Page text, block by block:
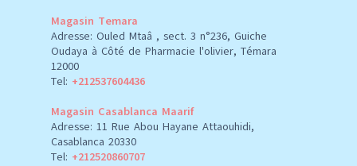
Magasin Temara
Adresse: Ouled Mtaâ , sect. 3 n°236, Guiche
Oudaya à Côté de Pharmacie l'olivier, Témara
12000
Tel: +212537604436
Magasin Casablanca Maarif
Adresse: 11 Rue Abou Hayane Attaouhidi,
Casablanca 20330
Tel: +212520860707